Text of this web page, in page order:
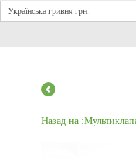
Назад на